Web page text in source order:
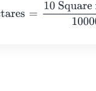
10 Square